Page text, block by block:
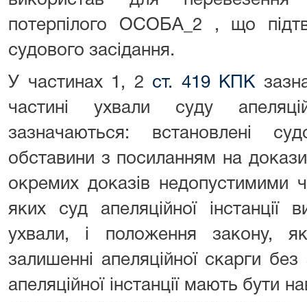
потерпілого ОСОБА_2 , що
судового засідання.
У частинах 1, 2 ст. 419 КПК
частині ухвали суду
зазначаються: встановлені
обставини з посиланням на
окремих доказів недопустимими
яких суд апеляційної інстанції
ухвали, і положення закону,
залишенні апеляційної скарги
апеляційної інстанції мають бути